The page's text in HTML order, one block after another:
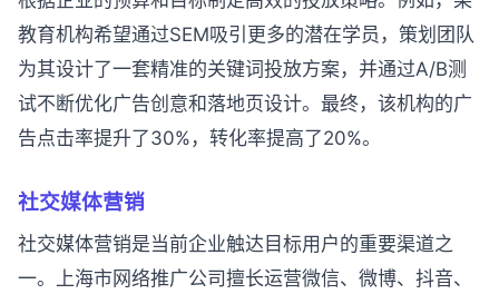
教育机构希望通过SEM吸引更多的潜在学员，策划团队
为其设计了一套精准的关键词投放方案，并通过A/B测
试不断优化广告创意和落地页设计。最终，该机构的广
告点击率提升了30%，转化率提高了20%。
社交媒体营销
社交媒体营销是当前企业触达目标用户的重要渠道之
一。上海市网络推广公司擅长运营微信、微博、抖音、